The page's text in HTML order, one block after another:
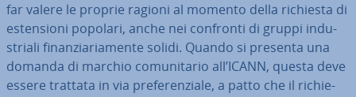
far valere le proprie ragioni al momento della richiesta di
esten­sio­ni popolari, anche nei confronti di gruppi in­du­
stria­li fi­nan­zia­ria­men­te solidi. Quando si presenta una
domanda di marchio co­mu­ni­ta­rio all’ICANN, questa deve
essere trattata in via pre­fe­ren­zia­le, a patto che il ri­chie­